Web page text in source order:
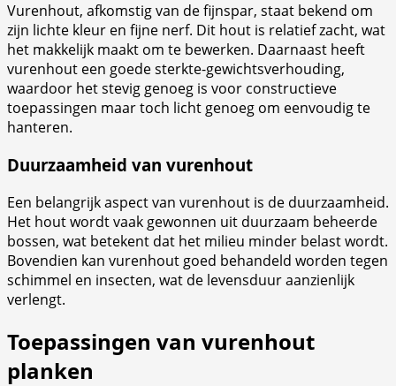
Vurenhout, afkomstig van de fijnspar, staat bekend om
zijn lichte kleur en fijne nerf. Dit hout is relatief zacht, wat
het makkelijk maakt om te bewerken. Daarnaast heeft
vurenhout een goede sterkte-gewichtsverhouding,
waardoor het stevig genoeg is voor constructieve
toepassingen maar toch licht genoeg om eenvoudig te
hanteren.
Duurzaamheid van vurenhout
Een belangrijk aspect van vurenhout is de duurzaamheid.
Het hout wordt vaak gewonnen uit duurzaam beheerde
bossen, wat betekent dat het milieu minder belast wordt.
Bovendien kan vurenhout goed behandeld worden tegen
schimmel en insecten, wat de levensduur aanzienlijk
verlengt.
Toepassingen van vurenhout
planken